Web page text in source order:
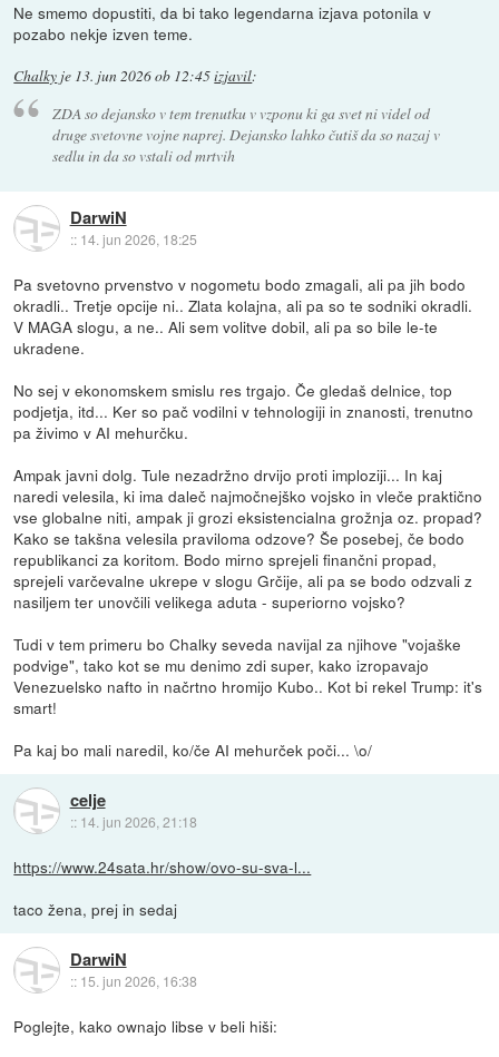
Ne smemo dopustiti, da bi tako legendarna izjava potonila v
pozabo nekje izven teme.
Chalky je 13. jun 2026 ob 12:45izjavil:
ZDA so dejansko v tem trenutku v vzponu ki ga svet ni videl od
druge svetovne vojne naprej. Dejansko lahko čutiš da so nazaj v
sedlu in da so vstali od mrtvih
DarwiN
:: 14. jun 2026, 18:25
Pa svetovno prvenstvo v nogometu bodo zmagali, ali pa jih bodo
okradli.. Tretje opcije ni.. Zlata kolajna, ali pa so te sodniki okradli.
V MAGA slogu, a ne.. Ali sem volitve dobil, ali pa so bile le-te
ukradene.
No sej v ekonomskem smislu res trgajo. Če gledaš delnice, top
podjetja, itd... Ker so pač vodilni v tehnologiji in znanosti, trenutno
pa živimo v AI mehurčku.
Ampak javni dolg. Tule nezadržno drvijo proti imploziji... In kaj
naredi velesila, ki ima daleč najmočnejško vojsko in vleče praktično
vse globalne niti, ampak ji grozi eksistencialna grožnja oz. propad?
Kako se takšna velesila praviloma odzove? Še posebej, če bodo
republikanci za koritom. Bodo mirno sprejeli finančni propad,
sprejeli varčevalne ukrepe v slogu Grčije, ali pa se bodo odzvali z
nasiljem ter unovčili velikega aduta - superiorno vojsko?
Tudi v tem primeru bo Chalky seveda navijal za njihove "vojaške
podvige", tako kot se mu denimo zdi super, kako izropavajo
Venezuelsko nafto in načrtno hromijo Kubo.. Kot bi rekel Trump: it's
smart!
Pa kaj bo mali naredil, ko/če AI mehurček poči... \o/
celje
:: 14. jun 2026, 21:18
https://www.24sata.hr/show/ovo-su-sva-l...
taco žena, prej in sedaj
DarwiN
:: 15. jun 2026, 16:38
Poglejte, kako ownajo libse v beli hiši: